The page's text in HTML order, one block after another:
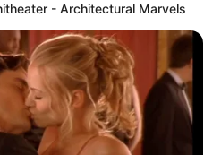
Generic Viagra - Here's
- Architectural Marvels